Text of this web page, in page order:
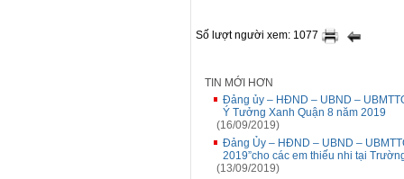
Số lượt người xem: 1077
TIN MỚI HƠN
Đảng ủy – HĐND – UBND –
Ý Tưởng Xanh Quận 8 năm 2019
(16/09/2019)
Đảng Ủy – HĐND – UBND –
2019”cho các em thiếu nhi tại
(13/09/2019)